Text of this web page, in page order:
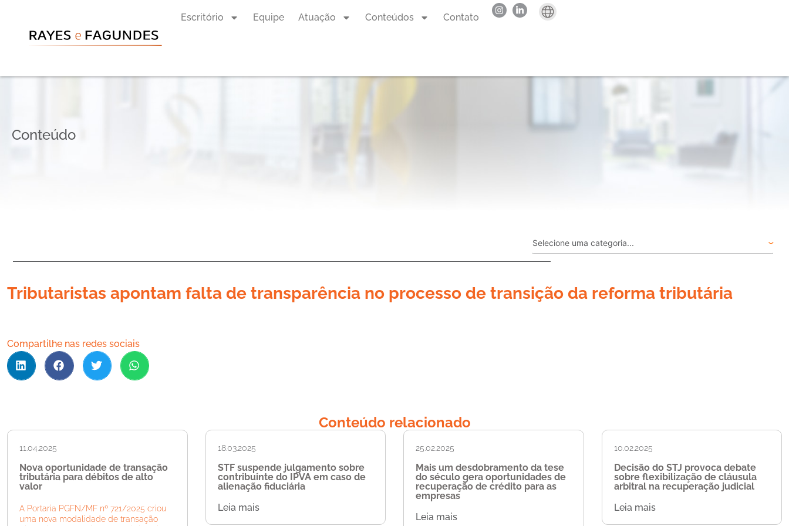
Escritório Equipe Atuação Conteúdos Contato
Conteúdo
Tributaristas apontam falta de transparência no processo de transição da reforma tributária
Compartilhe nas redes sociais
Conteúdo relacionado
11.04.2025
Nova oportunidade de transação
tributária para débitos de alto
valor
A Portaria PGFN/MF nº 721/2025 criou
uma nova modalidade de transação
18.03.2025
STF suspende julgamento sobre
contribuinte do IPVA em caso de
alienação fiduciária
Leia mais
25.02.2025
Mais um desdobramento da tese
do século gera oportunidades de
recuperação de crédito para as
empresas
Leia mais
10.02.2025
Decisão do STJ provoca debate
sobre flexibilização de cláusula
arbitral na recuperação judicial
Leia mais